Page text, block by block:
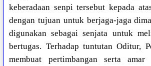
keberadaan senpi tersebut kepada
dengan tujuan untuk berjaga-jaga
digunakan sebagai senjata untuk
bertugas. Terhadap tuntutan Oditur,
membuat pertimbangan serta amar